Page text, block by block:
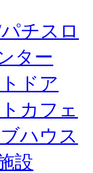
チスロ
ター
ドア
カフェ
ハウス
設